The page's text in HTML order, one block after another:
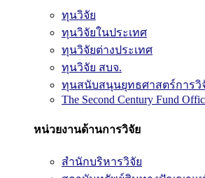
ทุนวิจัย
ทุนวิจัยในประเทศ
ทุนวิจัยต่างประเทศ
ทุนวิจัย สบจ.
ทุนสนับสนุนยุทธศาสตร์การวิ
The Second Century Fund
หน่วยงานด้านการวิจัย
สำนักบริหารวิจัย